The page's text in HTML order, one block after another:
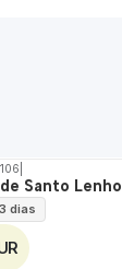
Santo Lenho
dias